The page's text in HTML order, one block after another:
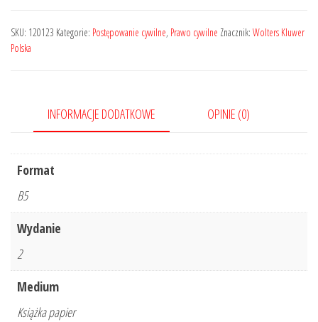
cywilnego.
Zestawienie
datami
w
życie.
Nowelizacja
2019
SKU: 120123 Kategorie: Postępowanie cywilne, Prawo cywilne Znacznik: Wolters Kluwer
Polska
INFORMACJE DODATKOWE OPINIE (0)
Format
B5
Wydanie
2
Medium
Książka papier